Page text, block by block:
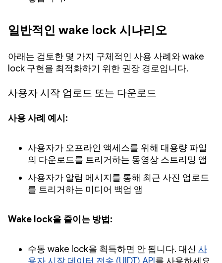
일반적인 wake lock 시나리오
아래는 검토한 몇 가지 구체적인 사용 사례와 wake
lock 구현을 최적화하기 위한 권장 경로입니다.
사용자 시작 업로드 또는 다운로드
사용 사례 예시:
사용자가 오프라인 액세스를 위해 대용량 파일
의 다운로드를 트리거하는 동영상 스트리밍 앱
사용자가 알림 메시지를 통해 최근 사진 업로드
를 트리거하는 미디어 백업 앱
Wake lock을 줄이는 방법:
수동 wake lock을 획득하면 안 됩니다. 대신 사